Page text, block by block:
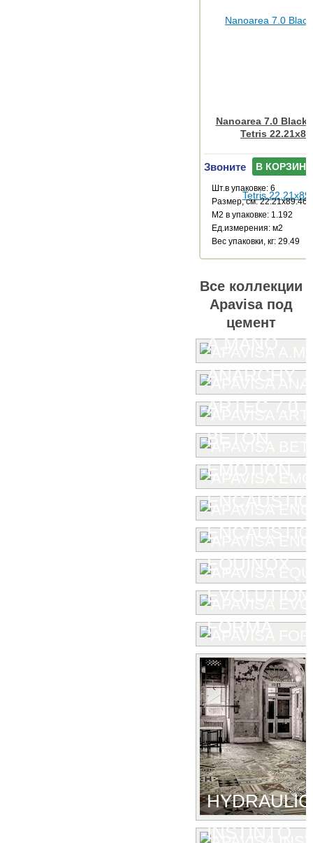
Nanoarea 7.0 Black
Tetris
Звоните В КОРЗИНУ
Шт.в упаковке: 6
Размер, см: 22.21x89.46
М2 в упаковке: 1.192
Ед.измерения: м2
Веc упаковки, кг: 29.49
Все коллекции
Apavisa под
цемент
A.MANO
ANARCHY
ARTEC 7.0
BETON
EMOTION
ENCAUSTIC
EQUINOX
EVOLUTION
FORMA
HYDRAULIC
INSTINTO